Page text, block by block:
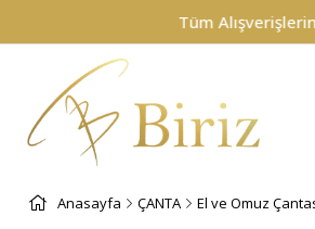
Anasayfa ÇANTA El ve Omuz
Tüm Alışverişlerinizde